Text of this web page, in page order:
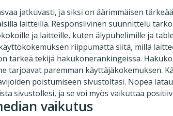
jatkuvasti, ja siksi on äärimmäisen
laitteilla. Responsiivinen suunnittelu
ja laitteille, kuten älypuhelimille ja
riippumatta siitä, millä
tärkeä tekijä hakukonerankingeissa.
tarjoavat paremman käyttäjäkokemuksen.
poistumiseen sivustoltasi. Nopea
sivustollesi, ja se voi myös vaikuttaa
vaikutus